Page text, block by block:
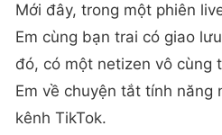
Mới đây, trong một phiên
Em cùng bạn trai có giao
đó, có một netizen vô cùng
Em về chuyện tắt tính năng
kênh TikTok.